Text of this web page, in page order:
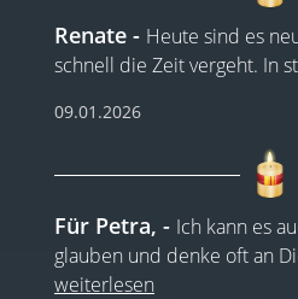
Renate
Heute sind es
schnell die Zeit vergeht. In
09.01.2026
Für Petra,
Ich kann es
glauben und denke oft an
weiterlesen